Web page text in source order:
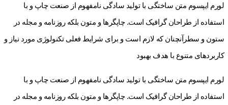
لورم ایپسوم متن ساختگی با تولید سادگی نامفهوم از صنعت چاپ و با
استفاده از طراحان گرافیک است. چاپگرها و متون بلکه روزنامه و مجله در
ستون و سطرآنچنان که لازم است و برای شرایط فعلی تکنولوژی مورد نیاز و
کاربردهای متنوع با هدف بهبود
لورم ایپسوم متن ساختگی با تولید سادگی نامفهوم از صنعت چاپ و با
استفاده از طراحان گرافیک است. چاپگرها و متون بلکه روزنامه و مجله در